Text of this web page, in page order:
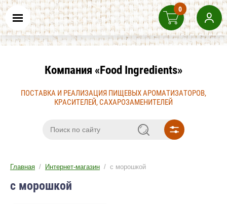
Компания «Food Ingredients»
ПОСТАВКА И РЕАЛИЗАЦИЯ ПИЩЕВЫХ АРОМАТИЗАТОРОВ,
КРАСИТЕЛЕЙ, САХАРОЗАМЕНИТЕЛЕЙ
Главная / Интернет-магазин / с морошкой
с морошкой
0